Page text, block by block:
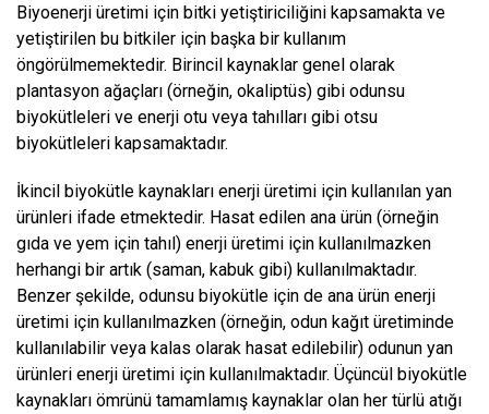
Biyoenerji üretimi için bitki yetiştiriciliğini kapsamakta ve
yetiştirilen bu bitkiler için başka bir kullanım
öngörülmemektedir. Birincil kaynaklar genel olarak
plantasyon ağaçları (örneğin, okaliptüs) gibi odunsu
biyokütleleri ve enerji otu veya tahılları gibi otsu
biyokütleleri kapsamaktadır.
İkincil biyokütle kaynakları enerji üretimi için kullanılan yan
ürünleri ifade etmektedir. Hasat edilen ana ürün (örneğin
gıda ve yem için tahıl) enerji üretimi için kullanılmazken
herhangi bir artık (saman, kabuk gibi) kullanılmaktadır.
Benzer şekilde, odunsu biyokütle için de ana ürün enerji
üretimi için kullanılmazken (örneğin, odun kağıt üretiminde
kullanılabilir veya kalas olarak hasat edilebilir) odunun yan
ürünleri enerji üretimi için kullanılmaktadır. Üçüncül biyokütle
kaynakları ömrünü tamamlamış kaynaklar olan her türlü atığı